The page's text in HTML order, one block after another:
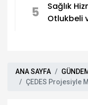
5
Sağlık
Otlukbeli
ANA SAYFA
ÇEDES Projesiyle